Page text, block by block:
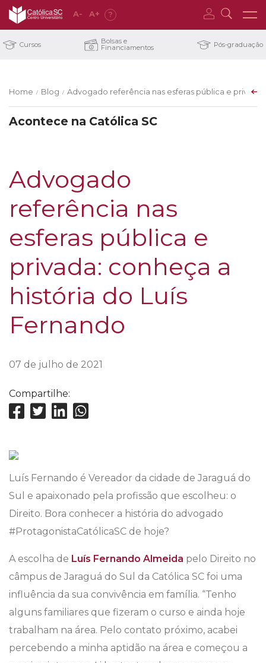
A- A+ ?
Cursos Bolsas e
Financiamentos Pós-graduação
Home / Blog / Advogado referência nas esferas pública e
Acontece na Católica SC
Advogado
referência nas
esferas pública e
privada: conheça a
história do Luís
Fernando
07 de julho de 2021
Compartilhe:
Luís Fernando é Vereador da cidade de Jaraguá do
Sul e apaixonado pela profissão que escolheu: o
Direito. Bora conhecer a história do advogado
#ProtagonistaCatólicaSC de hoje?
A escolha de Luís Fernando Almeida pelo Direito no
câmpus de Jaraguá do Sul da Católica SC foi uma
influência da sua convivência em família. “Tenho
alguns familiares que fizeram o curso e ainda hoje
trabalham na área. Pelo contato próximo, acabei
percebendo a minha aptidão na área e começou a